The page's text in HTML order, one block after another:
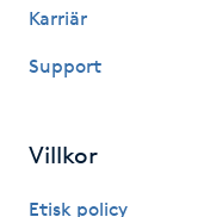
Karriär
Support
Villkor
Etisk policy